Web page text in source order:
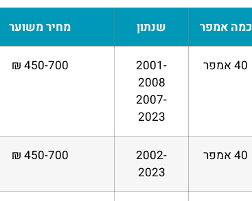
כמה אמפר שנתון מחיר משוער
40 אמפר
2001-
2008
2007-
2023
450-700 ₪
40 אמפר
2002-
2023
450-700 ₪